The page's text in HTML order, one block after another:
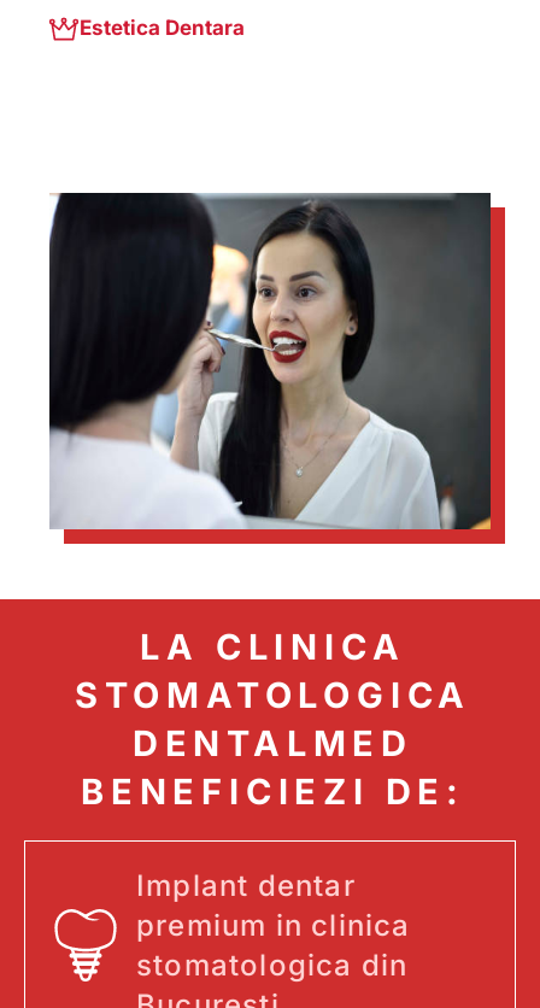
Estetica Dentara
LA CLINICA
STOMATOLOGICA
DENTALMED
BENEFICIEZI DE:
Implant dentar
premium in clinica
stomatologica din